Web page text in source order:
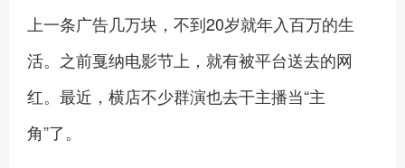
上一条广告几万块，不到20岁就年入百万的生
活。之前戛纳电影节上，就有被平台送去的网
红。最近，横店不少群演也去干主播当“主
角”了。